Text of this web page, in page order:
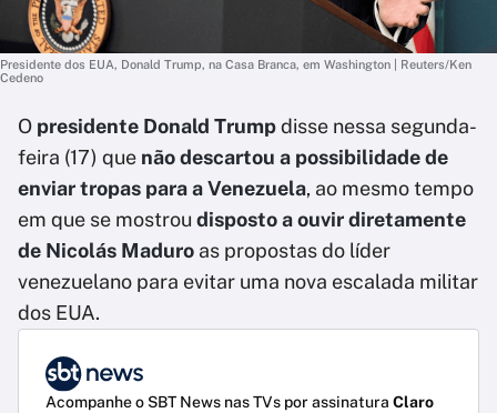
Presidente dos EUA, Donald Trump, na Casa Branca, em Washington | Reuters/Ken
Cedeno
O presidente Donald Trumpdisse nessa segunda-
feira (17) que não descartou a possibilidade de
enviar tropas para a Venezuela, ao mesmo tempo
em que se mostrou disposto a ouvir diretamente
de Nicolás Maduro as propostas do líder
venezuelano para evitar uma nova escalada militar
dos EUA.
Acompanhe o SBT News nas TVs por assinatura Claro